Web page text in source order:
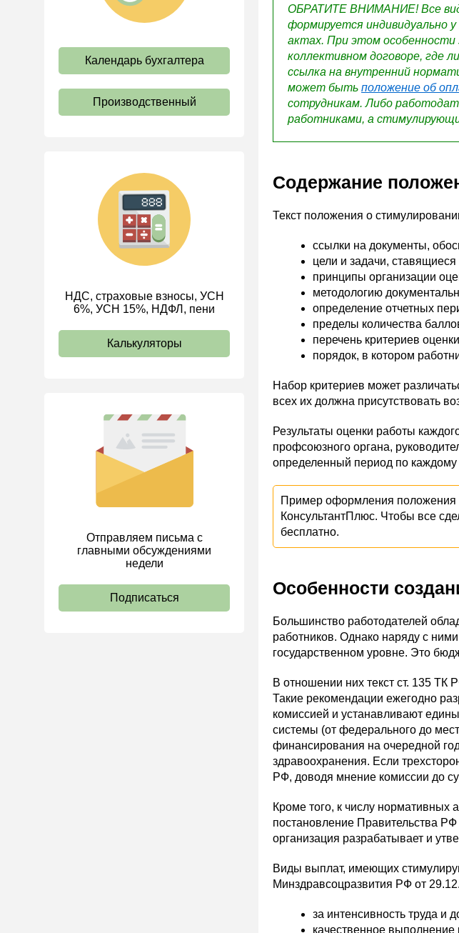
Отпуск и время отдыха
Ответственность и
взыскания
Пенсии
должностные инструкции
Трудовые книжки
Кадровые документы и
образцы
Персональные данные
ИП
Календарь бухгалтера
Производственный
НДС, страховые взносы, УСН
6%, УСН 15%, НДФЛ, пени
Калькуляторы
Отправляем письма с
главными обсуждениями
недели
Подписаться
ОБРАТИТЕ ВНИМАНИЕ! Все
формируется индивидуально
актах. При этом
коллективном договоре, где
ссылка на внутренний
может быть положение об
сотрудникам. Либо
работниками, а
Содержание
Текст положения о
ссылки на документы,
цели и задачи,
принципы организации
методологию
определение отчетных
пределы количества
перечень критериев
порядок, в котором
Набор критериев может
всех их должна присутствовать
Результаты оценки работы
профсоюзного органа,
определенный период по каждому
Пример оформления положения
КонсультантПлюс. Чтобы все
бесплатно.
Особенности
Большинство работодателей
работников. Однако наряду с
государственном уровне. Это
В отношении них текст ст. 135
Такие рекомендации ежегодно
комиссией и устанавливают
системы (от федерального до
финансирования на очередной
здравоохранения. Если
РФ, доводя мнение комиссии до
Кроме того, к числу нормативных
постановление Правительства
организация разрабатывает и
Виды выплат, имеющих
Минздравсоцразвития РФ от
за интенсивность труда и
качественное выполнение